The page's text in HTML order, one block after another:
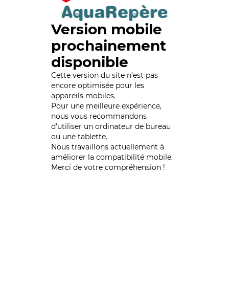
Version mobile
prochainement
disponible
Cette version du site n’est pas
encore optimisée pour les
appareils mobiles.
Pour une meilleure expérience,
nous vous recommandons
d'utiliser un ordinateur de bureau
ou une tablette.
Nous travaillons actuellement à
améliorer la compatibilité mobile.
Merci de votre compréhension !